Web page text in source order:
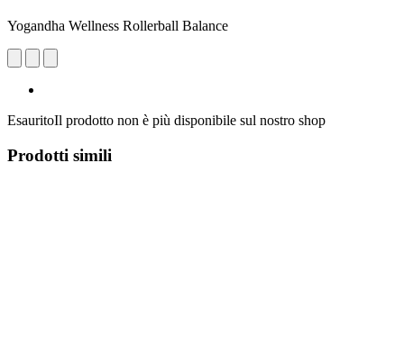
Yogandha Wellness Rollerball Balance
EsauritoIl prodotto non è più disponibile sul nostro shop
Prodotti simili